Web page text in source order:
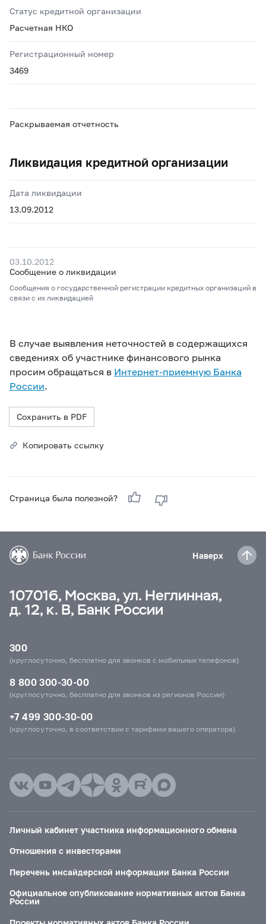
Статус кредитной организации
Расчетная НКО
Регистрационный номер
3469
Раскрываемая отчетность
Ликвидация кредитной организации
Дата ликвидации
13.09.2012
03.10.2012
Сообщение о ликвидации
Сообщения о государственной регистрации кредитных организаций в
связи с их ликвидацией
В случае выявления неточностей в содержащихся
сведениях об участнике финансового рынка
просим обращаться в Интернет-приемную Банка
России.
Сохранить в PDF
Копировать ссылку
Страница была полезной?
Наверх
107016, Москва, ул. Неглинная,
д. 12, к. В, Банк России
300
(круглосуточно, бесплатно для звонков с мобильных телефонов)
8 800 300-30-00
(круглосуточно, бесплатно для звонков из регионов России)
+7 499 300-30-00
(круглосуточно, в соответствии с тарифами вашего оператора)
Личный кабинет участника информационного обмена
Отношения с инвесторами
Перечень инсайдерской информации Банка России
Официальное опубликование нормативных актов Банка
России